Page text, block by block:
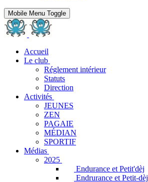
Mobile Menu Toggle
Accueil
Le club
Réglement intérieur
Statuts
Direction
Activités
JEUNES
ZEN
PAGAIE
MÉDIAN
SPORTIF
Médias
2025
Endurance et Petit'dèj
Endrurance et Petit-dèj